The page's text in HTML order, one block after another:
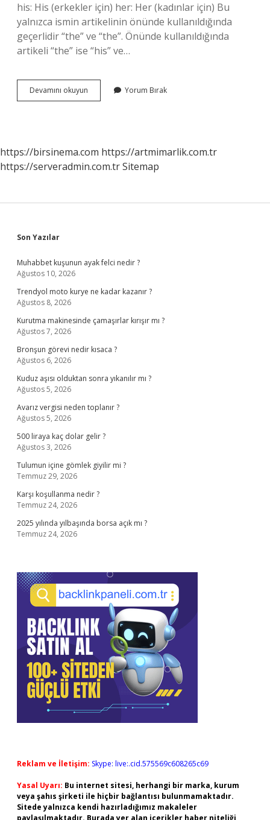
his: His (erkekler için) her: Her (kadınlar için) Bu
yalnızca ismin artikelinin önünde kullanıldığında
geçerlidir “the” ve “the”. Önünde kullanıldığında
artikeli “the” ise “his” ve…
Devamını okuyun
Ne
Yorum Bırak
https://birsinema.com https://artmimarlik.com.tr
https://serveradmin.com.trSitemap
Sidebar
Son Yazılar
Muhabbet kuşunun ayak felci nedir ?
Ağustos 10, 2026
Trendyol moto kurye ne kadar kazanır ?
Ağustos 8, 2026
Kurutma makinesinde çamaşırlar kırışır mı ?
Ağustos 7, 2026
Bronşun görevi nedir kısaca ?
Ağustos 6, 2026
Kuduz aşısı olduktan sonra yıkanılır mı ?
Ağustos 5, 2026
Avarız vergisi neden toplanır ?
Ağustos 5, 2026
500 liraya kaç dolar gelir ?
Ağustos 3, 2026
Tulumun içine gömlek giyilir mi ?
Temmuz 29, 2026
Karşı koşullanma nedir ?
Temmuz 24, 2026
2025 yılında yılbaşında borsa açık mı ?
Temmuz 24, 2026
Reklam ve İletişim: Skype: live:.cid.575569c608265c69
Yasal Uyarı: Bu internet sitesi, herhangi bir marka, kurum
veya şahıs şirketi ile hiçbir bağlantısı bulunmamaktadır.
Sitede yalnızca kendi hazırladığımız makaleler
paylaşılmaktadır. Burada yer alan içerikler haber niteliği